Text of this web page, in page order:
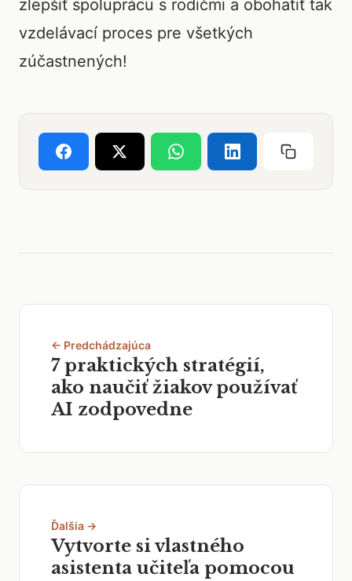
zlepšiť spoluprácu s rodičmi a obohatiť tak
vzdelávací proces pre všetkých
zúčastnených!
← Predchádzajúca
7 praktických stratégií,
ako naučiť žiakov používať
AI zodpovedne
Ďalšia →
Vytvorte si vlastného
asistenta učiteľa pomocou